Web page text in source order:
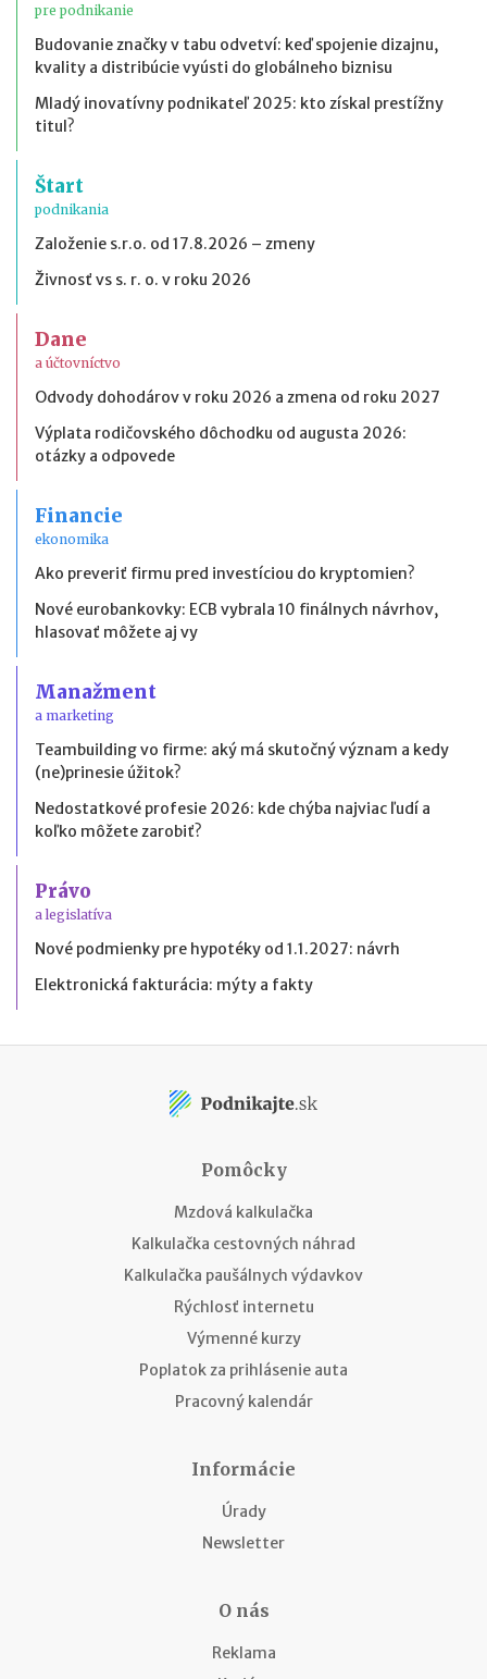
pre podnikanie
Budovanie značky v tabu odvetví: keď spojenie dizajnu,
kvality a distribúcie vyústi do globálneho biznisu
Mladý inovatívny podnikateľ 2025: kto získal prestížny
titul?
Štart
podnikania
Založenie s.r.o. od 17.8.2026 – zmeny
Živnosť vs s. r. o. v roku 2026
Dane
a účtovníctvo
Odvody dohodárov v roku 2026 a zmena od roku 2027
Výplata rodičovského dôchodku od augusta 2026:
otázky a odpovede
Financie
ekonomika
Ako preveriť firmu pred investíciou do kryptomien?
Nové eurobankovky: ECB vybrala 10 finálnych návrhov,
hlasovať môžete aj vy
Manažment
a marketing
Teambuilding vo firme: aký má skutočný význam a kedy
(ne)prinesie úžitok?
Nedostatkové profesie 2026: kde chýba najviac ľudí a
koľko môžete zarobiť?
Právo
a legislatíva
Nové podmienky pre hypotéky od 1.1.2027: návrh
Elektronická fakturácia: mýty a fakty
Pomôcky
Mzdová kalkulačka
Kalkulačka cestovných náhrad
Kalkulačka paušálnych výdavkov
Rýchlosť internetu
Výmenné kurzy
Poplatok za prihlásenie auta
Pracovný kalendár
Informácie
Úrady
Newsletter
O nás
Reklama